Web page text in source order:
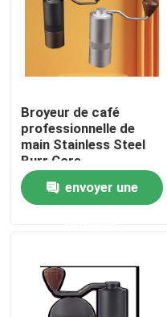
Contrôle de qualité
Cas
Broyeur de grain de
Broyeur de café de
Broyeur de café
professionnelle de
main Stainless Steel
Burr Core
envoyer une